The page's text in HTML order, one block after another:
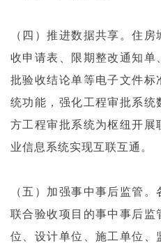
（四）推进数据共享。住
收申请表、限期整改通知单
批验收结论单等电子文件标
统功能，强化工程审批系
方工程审批系统为枢纽开
业信息系统实现互联互通。
（五）加强事中事后监管
联合验收项目的事中事后
位、设计单位、施工单位、